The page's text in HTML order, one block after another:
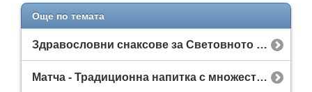
Още по темата
Здравословни снаксове за Световното първенство – какво да похапваш, без да разваляш режима си
Матча - Традиционна напитка с множество ползи за здравето